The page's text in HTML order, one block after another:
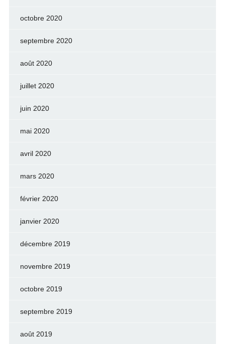
octobre 2020
septembre 2020
août 2020
juillet 2020
juin 2020
mai 2020
avril 2020
mars 2020
février 2020
janvier 2020
décembre 2019
novembre 2019
octobre 2019
septembre 2019
août 2019